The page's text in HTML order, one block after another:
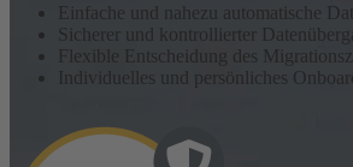
Einfache und nahezu automatische
Sicherer und kontrollierter
Flexible Entscheidung des
Individuelles und persönliches